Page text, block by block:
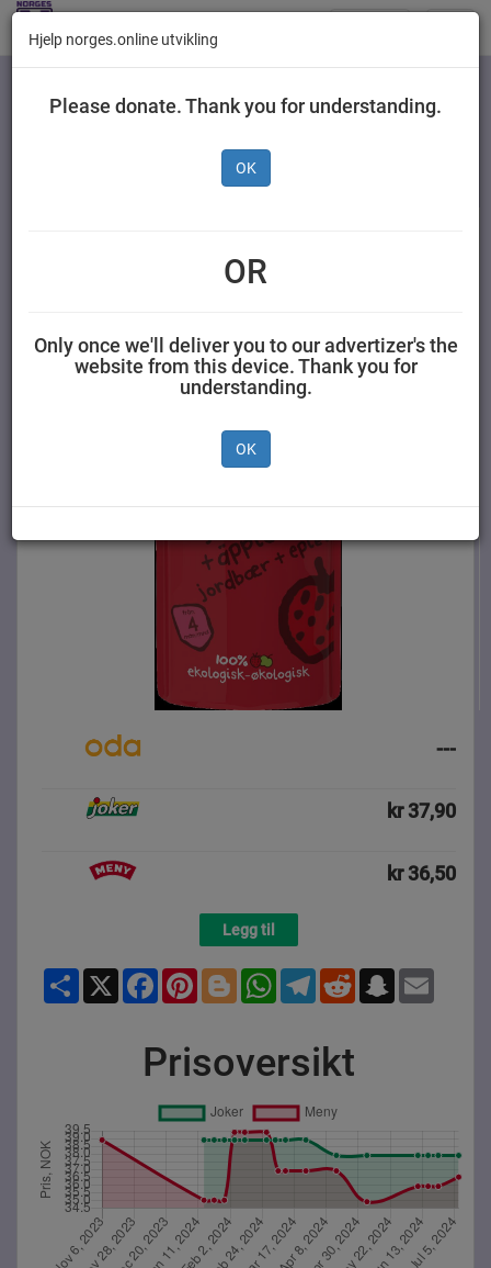
Kategorier
120 g
---
kr 37,90
kr 36,50
Legg til
Share X FacebookPinterestBloggerWhatsAppTelegramReddit Snapchat
Prisoversikt
Hjelp norges.online utvikling
Please donate. Thank you for understanding.
OK
OR
Only once we'll deliver you to our advertizer's the
website from this device. Thank you for
understanding.
OK